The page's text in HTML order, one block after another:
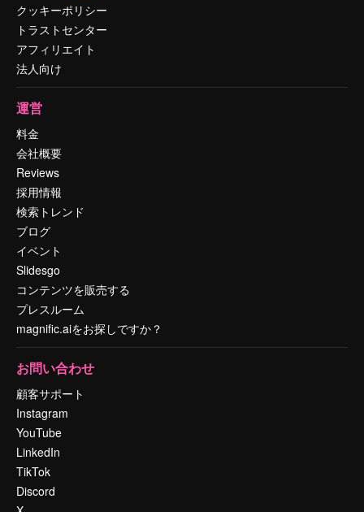
クッキーポリシー
トラストセンター
アフィリエイト
法人向け
運営
料金
会社概要
Reviews
採用情報
検索トレンド
ブログ
イベント
Slidesgo
コンテンツを販売する
プレスルーム
magnific.aiをお探しですか？
お問い合わせ
顧客サポート
Instagram
YouTube
LinkedIn
TikTok
Discord